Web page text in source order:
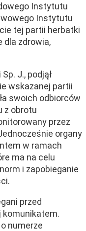
Instytutu
Instytutu
tej partii herbatki
dla zdrowia,
J., podjął
wskazanej partii
swoich odbiorców
z obrotu
przez
organy
w ramach
ma na celu
i zapobieganie
przed
komunikatem.
numerze